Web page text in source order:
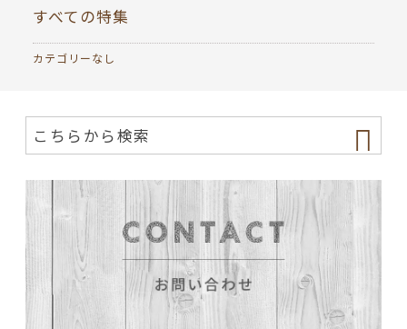
すべての特集
カテゴリーなし